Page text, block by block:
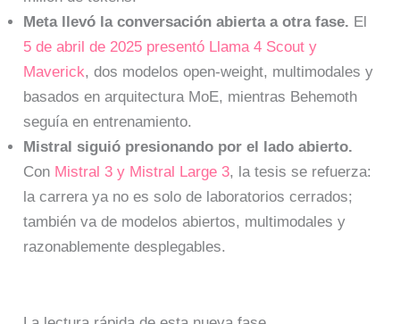
Meta llevó la conversación abierta a otra fase. El
5 de abril de 2025 presentó Llama 4 Scout y
Maverick, dos modelos open-weight, multimodales y
basados en arquitectura MoE, mientras Behemoth
seguía en entrenamiento.
Mistral siguió presionando por el lado abierto.
Con Mistral 3 y Mistral Large 3, la tesis se refuerza:
la carrera ya no es solo de laboratorios cerrados;
también va de modelos abiertos, multimodales y
razonablemente desplegables.